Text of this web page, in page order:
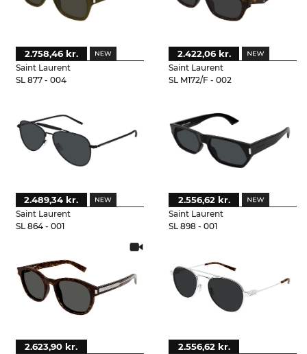
Saint Laurent
SL 877 - 004
2.758,46 kr.
Saint Laurent
SL M172/F - 002
2.422,06 kr.
Saint Laurent
SL 864 - 001
2.489,34 kr.
Saint Laurent
SL 898 - 001
2.556,62 kr.
2.623,90 kr. 2.556,62 kr.